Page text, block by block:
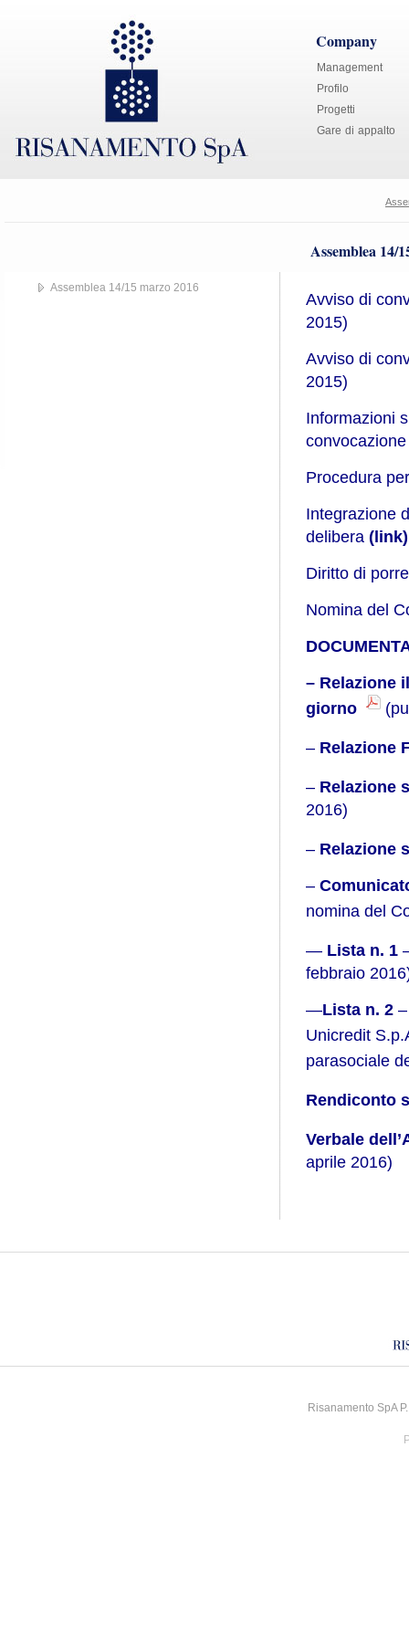
Company
Management
Profilo
Progetti
Gare di appalto
Assemblea 14/
Avviso di
2015)
Avviso di
2015)
Informazioni
Procedura
Integrazione
delibera (link)
Diritto di
Nomina del
– Relazione
giorno
– Relazione
– Relazione
2016)
– Relazione
–
nomina del
— Lista n. 1
febbraio
—Lista n. 2
Unicredit
parasociale
Rendiconto
Verbale
aprile 2016)
Assemblea 14/15 marzo 2016
Risanamento SpA